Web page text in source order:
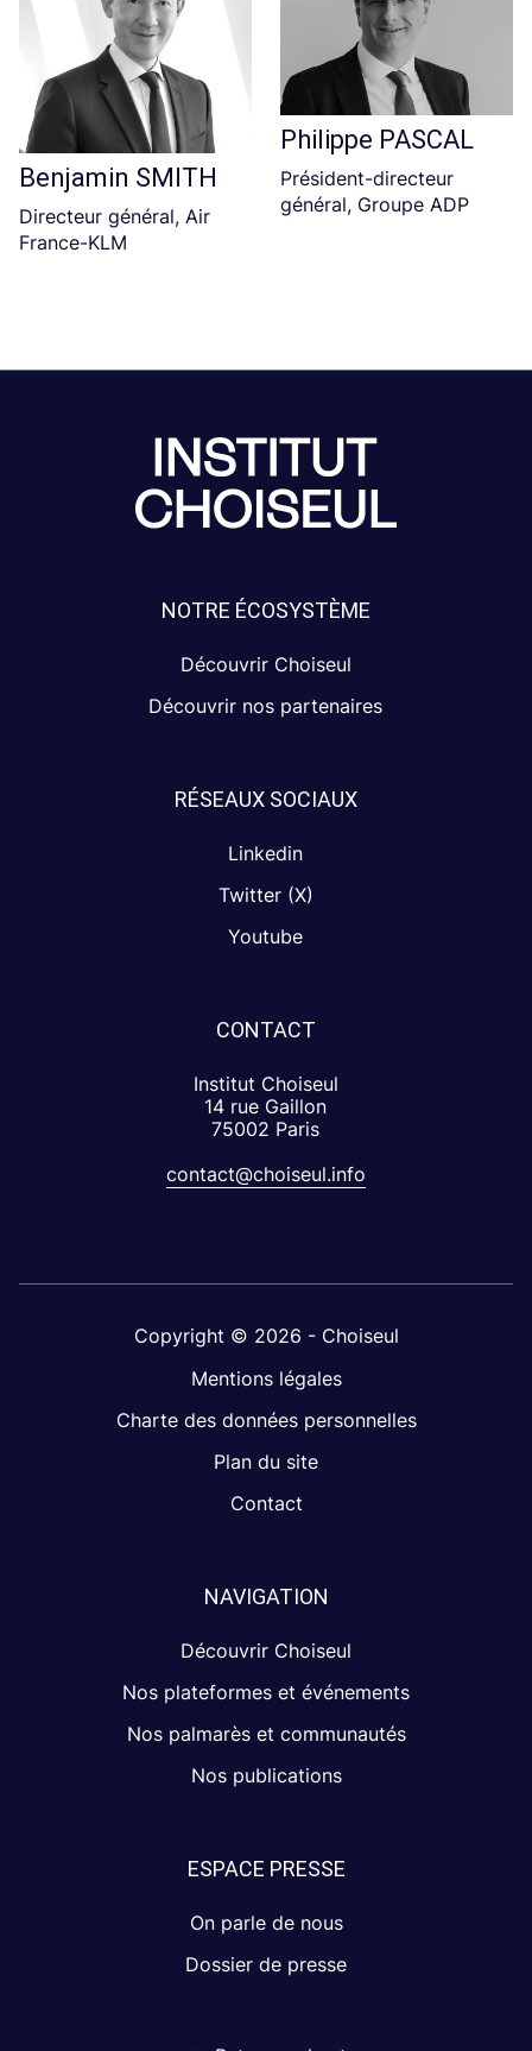
Benjamin SMITH
Directeur général, Air
France-KLM
Philippe PASCAL
Président-directeur
général, Groupe ADP
NOTRE ÉCOSYSTÈME
Découvrir Choiseul
Découvrir nos partenaires
RÉSEAUX SOCIAUX
Linkedin
Twitter (X)
Youtube
CONTACT
Institut Choiseul
14 rue Gaillon
75002 Paris
contact@choiseul.info
Copyright © 2026 - Choiseul
Mentions légales
Charte des données personnelles
Plan du site
Contact
NAVIGATION
Découvrir Choiseul
Nos plateformes et événements
Nos palmarès et communautés
Nos publications
ESPACE PRESSE
On parle de nous
Dossier de presse